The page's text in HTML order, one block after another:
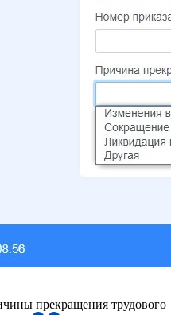
прекращения трудового